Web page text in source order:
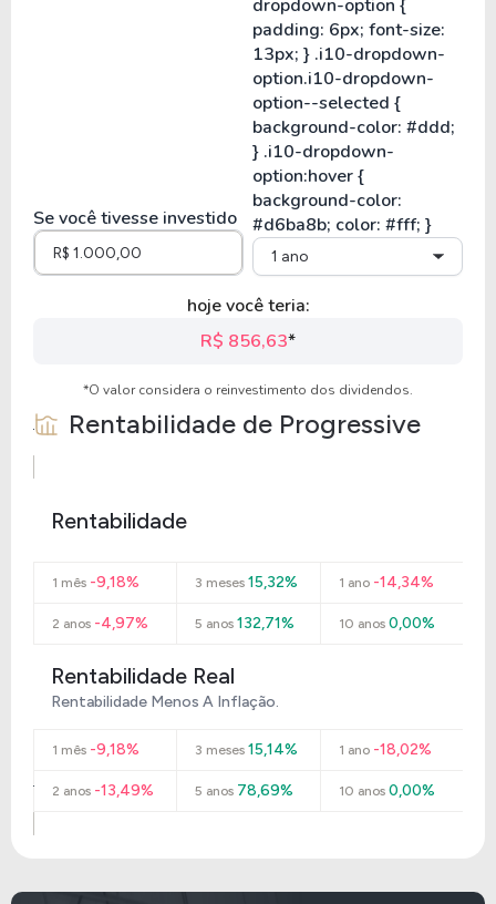
Se você tivesse investido
1 ano
hoje você teria:
R$ 856,63*
*O valor considera o reinvestimento dos dividendos.
Rentabilidade de Progressive
Rentabilidade
1 mês -9,18% 3 meses 15,32% 1 ano-14,34%
2 anos -4,97% 5 anos 132,71% 10 anos0,00%
Rentabilidade Real
Rentabilidade Menos A Inflação.
1 mês -9,18% 3 meses 15,14% 1 ano-18,02%
2 anos -13,49% 5 anos 78,69% 10 anos0,00%